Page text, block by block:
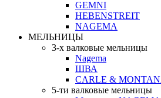
GEMNI
HEBENSTREIT
NAGEMA
МЕЛЬНИЦЫ
3-х валковые мельницы
Nagema
ШВА
CARLE &
5-ти валковые мельницы